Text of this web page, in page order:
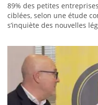
89% des petites
ciblées, selon une étude
s’inquiète des nouvelles